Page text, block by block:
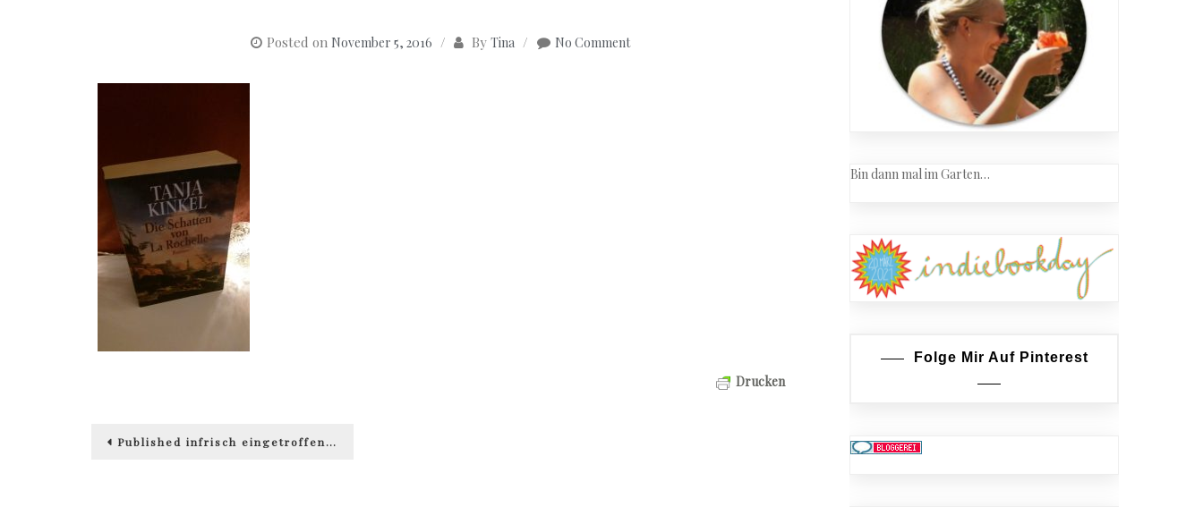
Posted on November 5, 2016 ByTina No Comment
Drucken
Beitragsnavigation
Published infrisch eingetroffen…
Bin dann mal im Garten…
Folge Mir Auf Pinterest